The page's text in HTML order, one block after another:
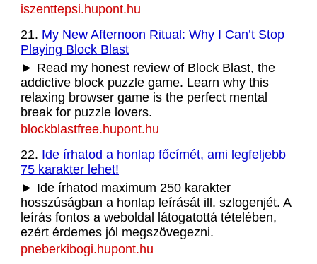
iszenttepsi.hupont.hu
21. My New Afternoon Ritual: Why I Can’t Stop
Playing Block Blast
► Read my honest review of Block Blast, the
addictive block puzzle game. Learn why this
relaxing browser game is the perfect mental
break for puzzle lovers.
blockblastfree.hupont.hu
22. Ide írhatod a honlap főcímét, ami legfeljebb
75 karakter lehet!
► Ide írhatod maximum 250 karakter
hosszúságban a honlap leírását ill. szlogenjét. A
leírás fontos a weboldal látogatottá tételében,
ezért érdemes jól megszövegezni.
pneberkibogi.hupont.hu